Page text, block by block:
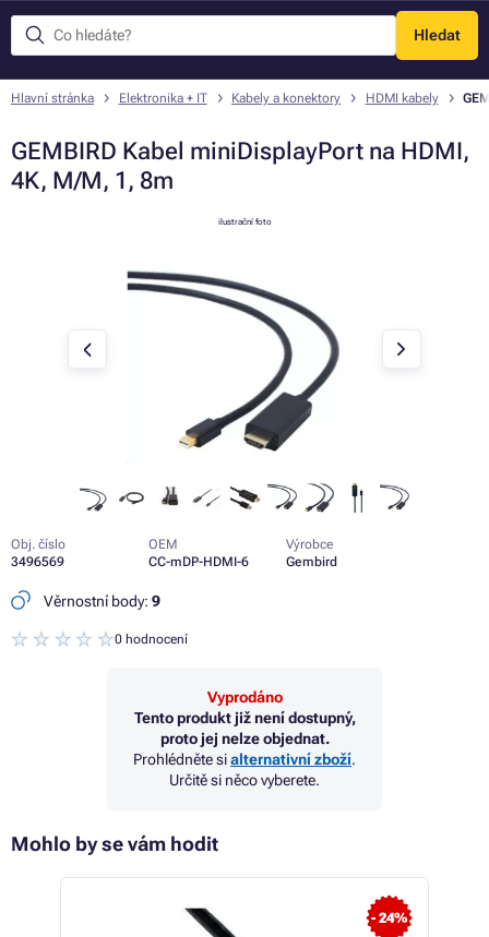
Hledat
Menu
Hlavní stránka Elektronika + IT Kabely a konektory HDMI kabely
GEMBIRD Kabel miniDisplayPort na HDMI,
4K, M/M, 1, 8m
ilustrační foto
Obj. číslo
3496569
OEM
CC-mDP-HDMI-6
Výrobce
Gembird
Věrnostní body: 9
0 hodnocení
Vyprodáno
Tento produkt již není dostupný,
proto jej nelze objednat.
Prohlédněte sialternativní zboží.
Určitě si něco vyberete.
Mohlo by se vám hodit
- 24%